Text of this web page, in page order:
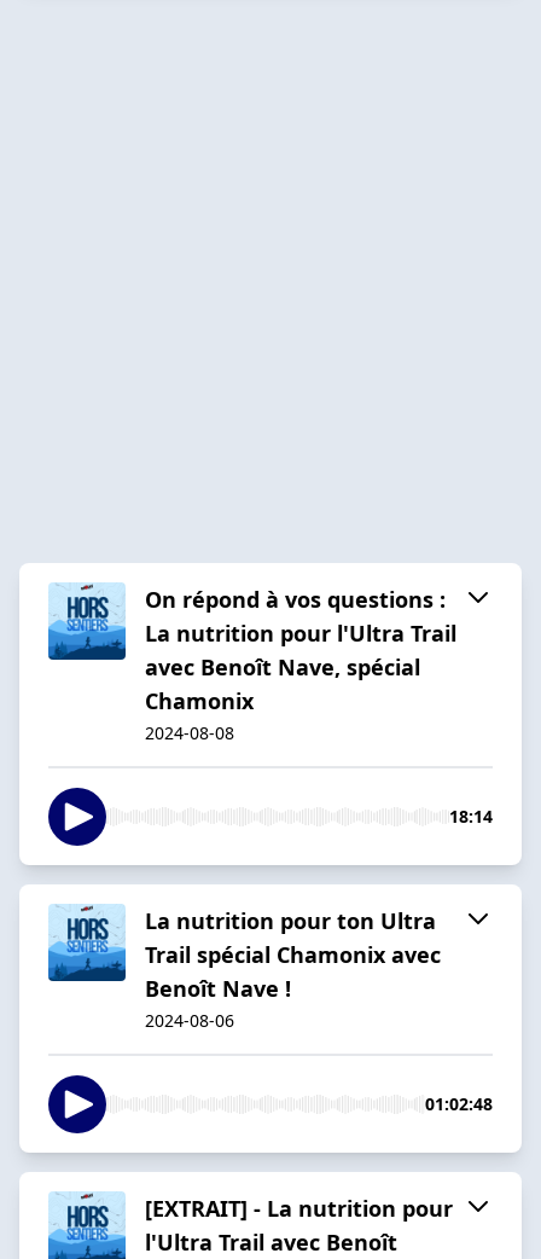
On répond à vos questions :
La nutrition pour l'Ultra Trail
avec Benoît Nave, spécial
Chamonix
2024-08-08
18:14
La nutrition pour ton Ultra
Trail spécial Chamonix avec
Benoît Nave !
2024-08-06
01:02:48
[EXTRAIT] - La nutrition pour
l'Ultra Trail avec Benoît